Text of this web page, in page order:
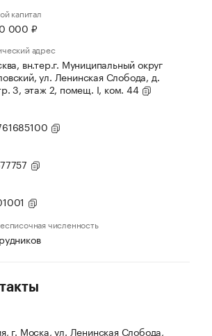
капитал
000 ₽
адрес
вн.тер.г. Муниципальный округ
ул. Ленинская Слобода, д.
3, этаж 2, помещ. I, ком. 44
численность
г. Моска, ул. Ленинская Слобода,